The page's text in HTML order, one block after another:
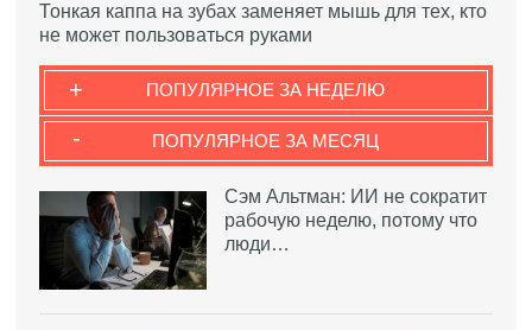
Тонкая каппа на зубах заменяет мышь для тех, кто
не может пользоваться руками
ПОПУЛЯРНОЕ ЗА НЕДЕЛЮ
+
ПОПУЛЯРНОЕ ЗА МЕСЯЦ
-
Сэм Альтман: ИИ не сократит
рабочую неделю, потому что
люди…